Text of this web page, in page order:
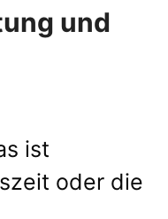
und
ist
oder die